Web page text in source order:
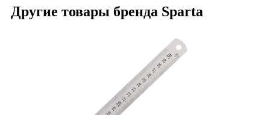
Другие товары бренда Sparta